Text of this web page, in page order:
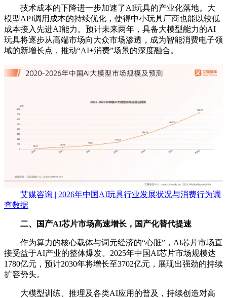
技术成本的下降进一步加速了AI玩具的产业化落地。大
模型API调用成本的持续优化，使得中小玩具厂商也能以较低
成本接入先进AI能力。预计未来两年，具备大模型能力的AI
玩具将逐步从高端市场向大众市场渗透，成为智能消费电子领
域的新增长点，推动“AI+消费”场景的深度融合。
艾媒咨询 | 2026年中国AI玩具行业发展状况与消费行为调
查数据
二、国产AI芯片市场高速增长，国产化替代提速
作为算力的核心载体与词元经济的“心脏”，AI芯片市场直
接受益于AI产业的整体爆发。2025年中国AI芯片市场规模达
1780亿元，预计2030年将增长至3702亿元，展现出强劲的持续
扩容势头。
大模型训练、推理及各类AI应用的普及，持续创造对高